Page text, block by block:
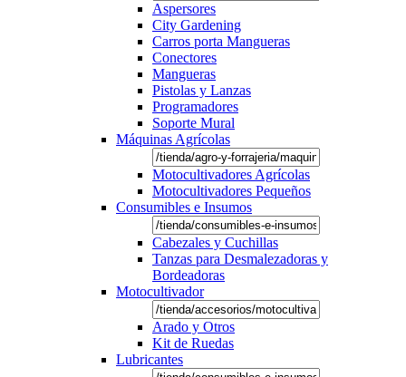
Aspersores
City Gardening
Carros porta Mangueras
Conectores
Mangueras
Pistolas y Lanzas
Programadores
Soporte Mural
Máquinas Agrícolas
Motocultivadores Agrícolas
Motocultivadores Pequeños
Consumibles e Insumos
Cabezales y Cuchillas
Tanzas para Desmalezadoras y
Bordeadoras
Motocultivador
Arado y Otros
Kit de Ruedas
Lubricantes